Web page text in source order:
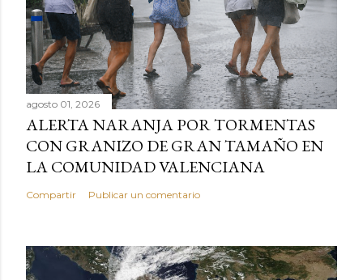
agosto 01, 2026
ALERTA NARANJA POR TORMENTAS
CON GRANIZO DE GRAN TAMAÑO EN
LA COMUNIDAD VALENCIANA
Compartir Publicar un comentario